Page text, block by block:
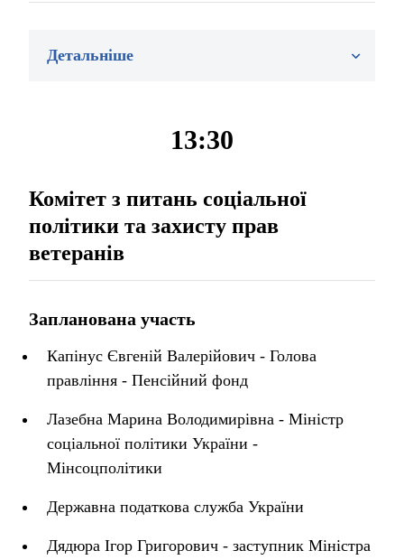
Детальніше
13:30
Комітет з питань соціальної
політики та захисту прав
ветеранів
Запланована участь
Капінус Євгеній Валерійович - Голова
правління - Пенсійний фонд
Лазебна Марина Володимирівна - Міністр
соціальної політики України -
Мінсоцполітики
Державна податкова служба України
Дядюра Ігор Григорович - заступник Міністра